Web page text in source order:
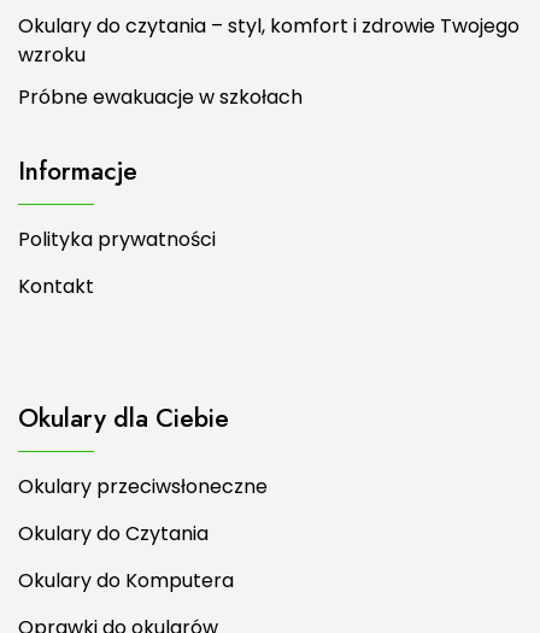
Okulary do czytania – styl, komfort i zdrowie Twojego
wzroku
Próbne ewakuacje w szkołach
Informacje
Polityka prywatności
Kontakt
Okulary dla Ciebie
Okulary przeciwsłoneczne
Okulary do Czytania
Okulary do Komputera